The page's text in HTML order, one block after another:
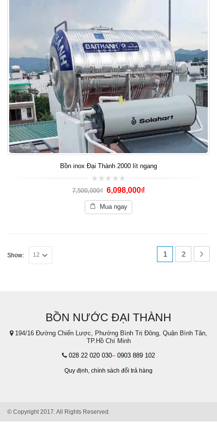
Bồn inox Đại Thành 2000 lít ngang
0
out
of
5
7,500,000₫ 6,098,000₫
Mua ngay
Show: 1 2
BỒN NƯỚC ĐẠI THÀNH
194/16 Đường Chiến Lược, Phường Bình Trị Đông, Quận Bình Tân,
TP.Hồ Chí Minh
028 22 020 030– 0903 889 102
Quy định, chính sách đổi trả hàng
© Copyright 2017. All Rights Reserved.